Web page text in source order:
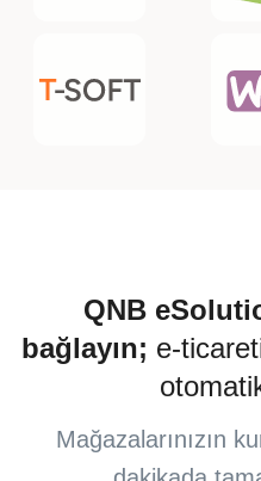
QNB
bağlayın; e-
Mağazalarınızın